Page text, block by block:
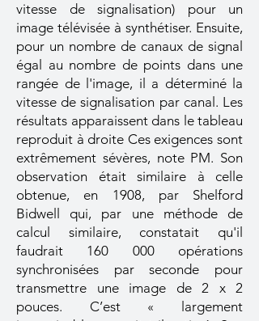
vitesse de signalisation) pour un
image télévisée à synthétiser. Ensuite,
pour un nombre de canaux de signal
égal au nombre de points dans une
rangée de l'image, il a déterminé la
vitesse de signalisation par canal. Les
résultats apparaissent dans le tableau
reproduit à droite Ces exigences sont
extrêmement sévères, note PM. Son
observation était similaire à celle
obtenue, en 1908, par Shelford
Bidwell qui, par une méthode de
calcul similaire, constatait qu'il
faudrait 160 000 opérations
synchronisées par seconde pour
transmettre une image de 2 x 2
pouces. C’est « largement